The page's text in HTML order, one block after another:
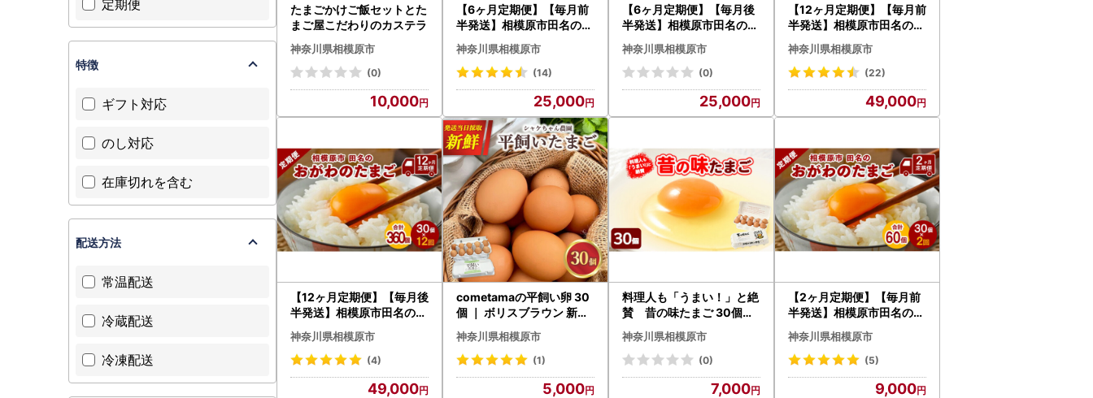
たまごかけご飯セットとた
まご屋こだわりのカステラ
神奈川県相模原市
(0)
10,000
【6ヶ月定期便】【毎月前
半発送】相模原市田名のお
がわのたまご ピンク卵 M
サイズ 30個(27個＋割れ
補償3個)×6か月
神奈川県相模原市
(14)
25,000
【6ヶ月定期便】【毎月後
半発送】相模原市田名のお
がわのたまご ピンク卵 M
サイズ 30個(27個＋割れ
補償3個)×6か月
神奈川県相模原市
(0)
25,000
【12ヶ月定期便】【毎月前
半発送】相模原市田名のお
がわのたまご ピンク卵
Mサイズ 30個(27個＋割れ
補償3個)×12か月
神奈川県相模原市
(22)
49,000
【12ヶ月定期便】【毎月後
半発送】相模原市田名のお
がわのたまご ピンク卵
Mサイズ 30個(27個＋割れ
補償3個)×12か月
神奈川県相模原市
(4)
49,000
cometamaの平飼い卵 30
個 ｜ ボリスブラウン 新鮮
平飼い ケージフリー 鶏卵
玉子 たまご 生卵 国産 たま
ごかけご飯 朝食 ※離島へ
の配送不可
神奈川県相模原市
(1)
5,000
料理人も「うまい！」と絶
賛 昔の味たまご 30個入
り ｜ 卵 鶏卵 玉子 たまご
生卵 国産 濃厚 コク 卵かけ
ご飯 旨味 旨み
神奈川県相模原市
(0)
7,000
【2ヶ月定期便】【毎月前
半発送】相模原市田名のお
がわのたまご ピンク卵 M
サイズ 30個(27個＋割れ
補償3個)×2か月| 卵 鶏卵
玉子 たまご 生卵 国産 濃厚
神奈川県相模原市
(5)
9,000
定期便
特徴
ギフト対応
のし対応
在庫切れを含む
配送方法
常温配送
冷蔵配送
冷凍配送